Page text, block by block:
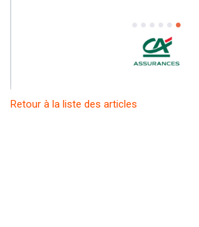
Retour à la liste des articles